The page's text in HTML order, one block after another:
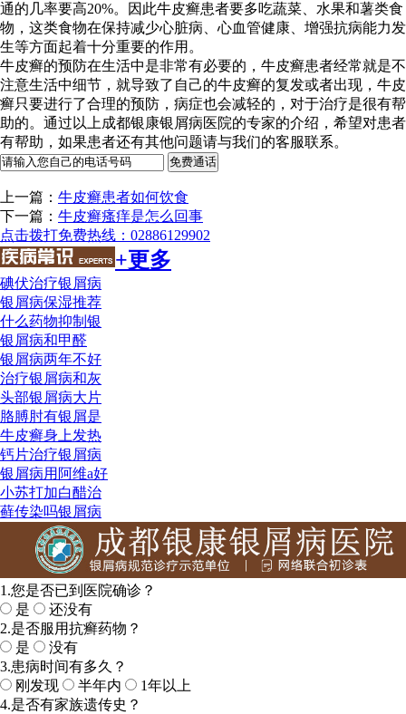
通的几率要高20%。因此牛皮癣患者要多吃蔬菜、水果和薯类食
物，这类食物在保持减少心脏病、心血管健康、增强抗病能力发
生等方面起着十分重要的作用。
牛皮癣的预防在生活中是非常有必要的，牛皮癣患者经常就是不
注意生活中细节，就导致了自己的牛皮癣的复发或者出现，牛皮
癣只要进行了合理的预防，病症也会减轻的，对于治疗是很有帮
助的。通过以上成都银康银屑病医院的专家的介绍，希望对患者
有帮助，如果患者还有其他问题请与我们的客服联系。
上一篇： 牛皮癣患者如何饮食
下一篇： 牛皮癣瘙痒是怎么回事
点击拨打免费热线：02886129902
+更多
碘伏治疗银屑病
银屑病保湿推荐
什么药物抑制银
银屑病和甲醛
银屑病两年不好
治疗银屑病和灰
头部银屑病大片
胳膊肘有银屑是
牛皮癣身上发热
钙片治疗银屑病
银屑病用阿维a好
小苏打加白醋治
藓传染吗银屑病
1.您是否已到医院确诊？
是
还没有
2.是否服用抗癣药物？
是
没有
3.患病时间有多久？
刚发现
半年内
1年以上
4.是否有家族遗传史？